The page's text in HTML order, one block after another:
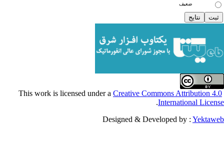
ضعیف
Creative Commons
.
Designed & Developed by :